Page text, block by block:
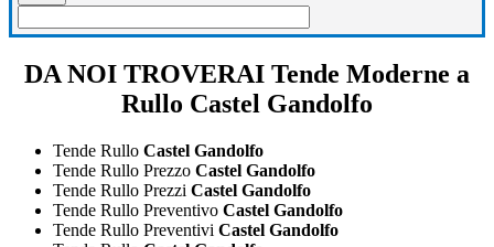
DA NOI TROVERAI Tende Moderne a
Rullo Castel Gandolfo
Tende Rullo Castel Gandolfo
Tende Rullo Prezzo Castel Gandolfo
Tende Rullo Prezzi Castel Gandolfo
Tende Rullo Preventivo Castel Gandolfo
Tende Rullo Preventivi Castel Gandolfo